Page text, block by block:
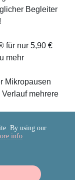
Begleiter
für nur 5,90 €
mehr
Mikropausen
mehrere
By using our
info